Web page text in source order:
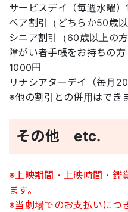
サービスデイ（毎週水曜
ペア割引（どちらか50歳
シニア割引（60歳以上の
障がい者手帳をお持ちの方
1000円
リナシアターデイ（毎月
※他の割引との併用はでき
その他 etc.
※上映期間・上映時間・鑑
ます。
※当劇場でのお支払いにつ